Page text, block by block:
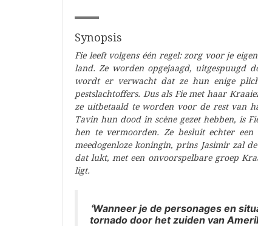
Synopsis
Fie leeft volgens één regel: zorg voor je
land. Ze worden opgejaagd, uitgespuugd
wordt er verwacht dat ze hun enige
pestslachtoffers. Dus als Fie met haar
ze uitbetaald te worden voor de rest van
Tavin hun dood in scène gezet hebben, is
hen te vermoorden. Ze besluit echter
meedogenloze koningin, prins Jasimir zal
dat lukt, met een onvoorspelbare groep
ligt.
‘Wanneer je de personages en
tornado door het zuiden van